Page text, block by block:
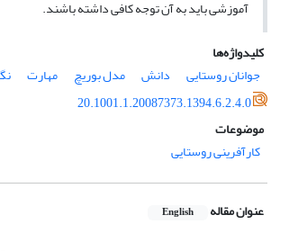
آموزشی باید به آن توجه کافی داشته باشند.
کلیدواژه‌ها
جوانان روستایی
دانش مدل بوریچ مهارت
20.1001.1.20087373.1394.6.2.4.0
موضوعات
کارآفرینی روستایی
عنوان مقاله English